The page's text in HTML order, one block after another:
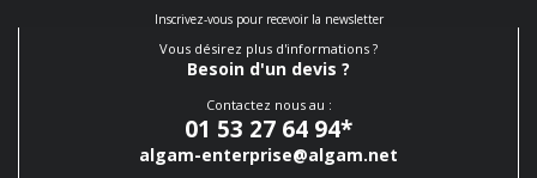
Inscrivez-vous pour recevoir la newsletter
Vous désirez plus d'informations ?
Besoin d'un devis ?
Contactez nous au :
01 53 27 64 94*
algam-enterprise@algam.net